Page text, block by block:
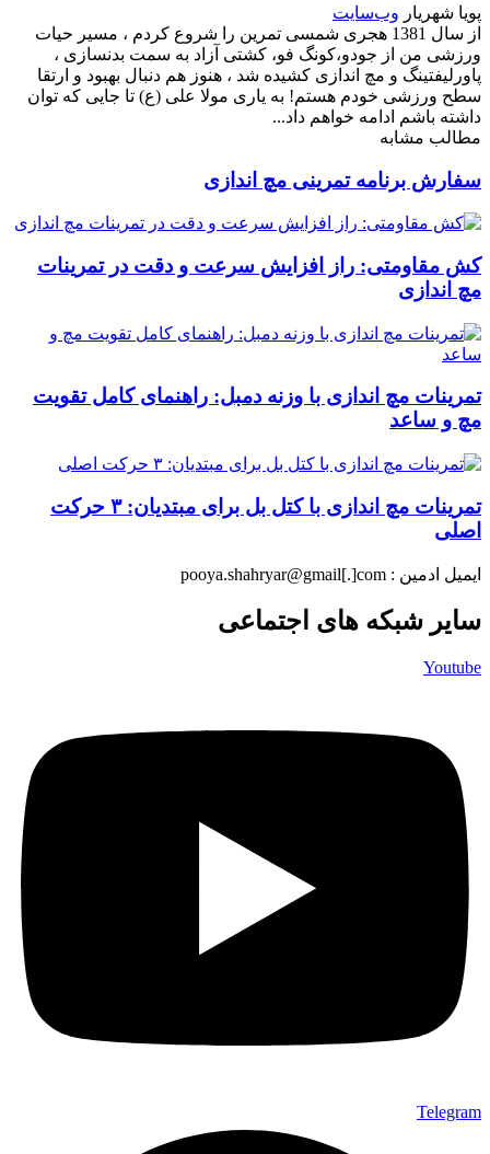
پویا شهریار وب‌سایت
از سال 1381 هجری شمسی تمرین را شروع کردم ، مسیر حیات
ورزشی من از جودو،کونگ فو، کشتی آزاد به سمت بدنسازی ،
پاورلیفتینگ و مچ اندازی کشیده شد ، هنوز هم دنبال بهبود و ارتقا
سطح ورزشی خودم هستم! به یاری مولا علی (ع) تا جایی که توان
داشته باشم ادامه خواهم داد...
مطالب مشابه
سفارش برنامه تمرینی مچ اندازی
کش مقاومتی: راز افزایش سرعت و دقت در تمرینات
مچ اندازی
تمرینات مچ اندازی با وزنه دمبل: راهنمای کامل تقویت
مچ و ساعد
تمرینات مچ اندازی با کتل بل برای مبتدیان: ۳ حرکت
اصلی
ایمیل ادمین : pooya.shahryar@gmail[.]com
سایر شبکه های اجتماعی
Youtube
Telegram